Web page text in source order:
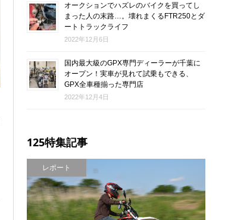
オークションでハズレのバイクを買ってし
まった人の末路…。壊れまくるFTR250とダ
ートトラックライフ
2022年12月6日
国内最大級のGPX専門ディーラーが千葉に
オープン！実車が見れて試乗もできる、
GPX全車種揃った専門店
2022年12月4日
125特集記事
レポート